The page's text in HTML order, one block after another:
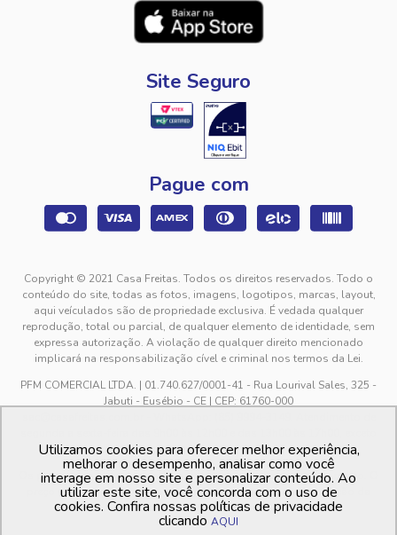
Site Seguro
Pague com
Copyright © 2021 Casa Freitas. Todos os direitos reservados. Todo o
conteúdo do site, todas as fotos, imagens, logotipos, marcas, layout,
aqui veículados são de propriedade exclusiva. É vedada qualquer
reprodução, total ou parcial, de qualquer elemento de identidade, sem
expressa autorização. A violação de qualquer direito mencionado
implicará na responsabilização cível e criminal nos termos da Lei.
PFM COMERCIAL LTDA. | 01.740.627/0001-41 - Rua Lourival Sales, 325 -
Jabuti - Eusébio - CE | CEP: 61760-000
feriados.
Os preços dos produtos estão sujeitos a alteração sem aviso prévio. O
preço valido é sempre o apresentado no momento da finalização da
compra, no carrinho de compras.
Utilizamos cookies para oferecer melhor experiência,
melhorar o desempenho, analisar como você
interage em nosso site e personalizar conteúdo. Ao
utilizar este site, você concorda com o uso de
cookies. Confira nossas políticas de privacidade
clicando AQUI